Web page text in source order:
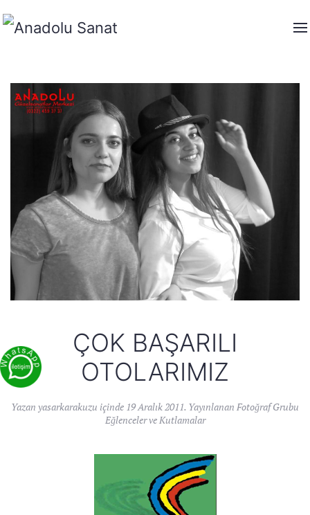
ÇOK BAŞARILI
OTOLARIMIZ
Yazan yasarkarakuzu içinde 19 Aralık 2011. Yayınlanan Fotoğraf Grubu
Eğlenceler ve Kutlamalar